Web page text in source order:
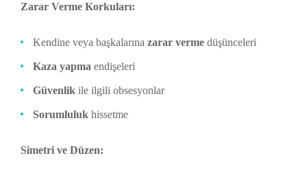
Zarar Verme Korkuları:
Kendine veya başkalarına zarar verme düşünceleri
Kaza yapma endişeleri
Güvenlik ile ilgili obsesyonlar
Sorumluluk hissetme
Simetri ve Düzen: